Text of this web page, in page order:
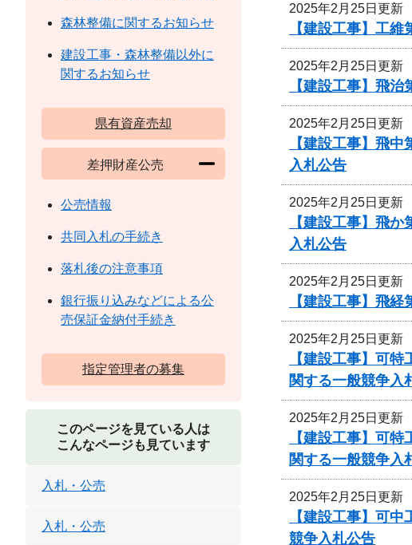
2025年2月25日更新
【建設工事】工
2025年2月25日更新
【建設工事】飛
2025年2月25日更新
【建設工事】飛
入札公告
2025年2月25日更新
【建設工事】飛
入札公告
2025年2月25日更新
【建設工事】飛
2025年2月25日更新
【建設工事】可
関する一般競争入
2025年2月25日更新
【建設工事】可
関する一般競争入
2025年2月25日更新
【建設工事】可
競争入札公告
森林整備に関するお知らせ
建設工事・森林整備以外に
関するお知らせ
県有資産売却
差押財産公売
公売情報
共同入札の手続き
落札後の注意事項
銀行振り込みなどによる公
売保証金納付手続き
指定管理者の募集
このページを見ている人は
こんなページも見ています
入札・公売
入札・公売